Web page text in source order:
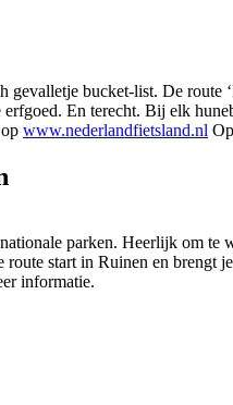
gevalletje bucket-list. De route
En terecht. Bij elk
www.nederlandfietsland.nl
parken. Heerlijk om
start in Ruinen en
informatie.